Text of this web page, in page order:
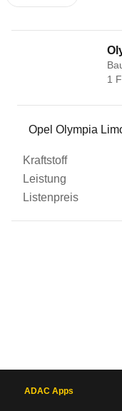
1
Fahrzeug
Kraftstoff
Leistung
Zum Vergleich
Opel Olympia
ADAC Apps